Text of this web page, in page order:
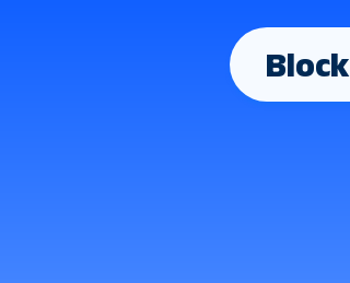
Block